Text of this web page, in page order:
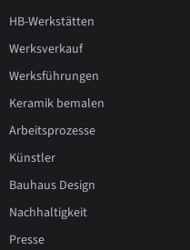
HB-Werkstätten
Werksverkauf
Werksführungen
Keramik bemalen
Arbeitsprozesse
Künstler
Bauhaus Design
Nachhaltigkeit
Presse